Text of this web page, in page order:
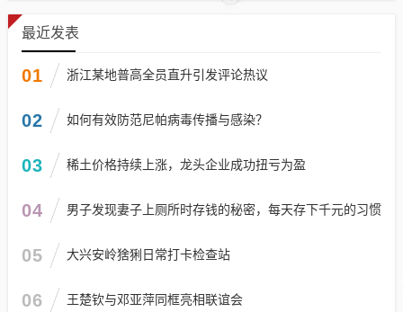
最近发表
01 浙江某地普高全员直升引发评论热议
02 如何有效防范尼帕病毒传播与感染？
03 稀土价格持续上涨，龙头企业成功扭亏为盈
04 男子发现妻子上厕所时存钱的秘密，每天存下千元的习惯
05 大兴安岭猞猁日常打卡检查站
06 王楚钦与邓亚萍同框亮相联谊会